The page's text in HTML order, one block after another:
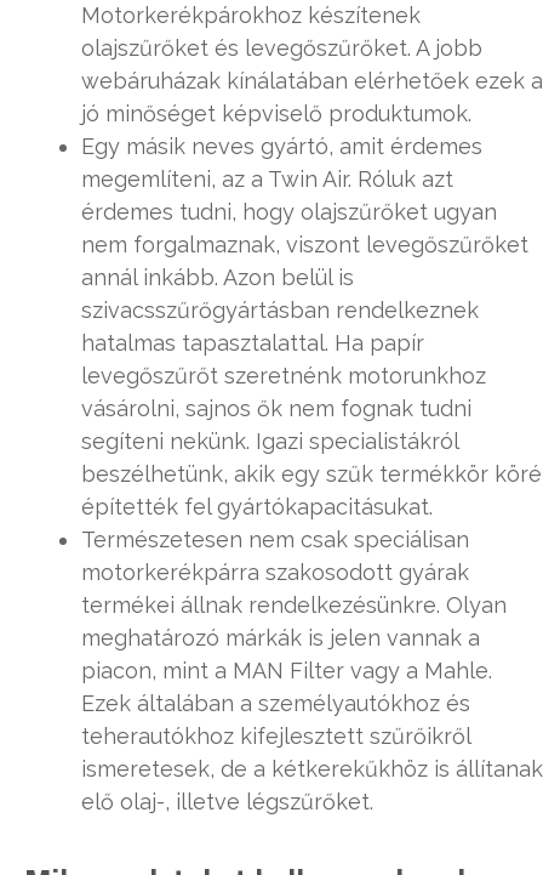
Motorkerékpárokhoz készítenek
olajszűrőket és levegőszűrőket. A jobb
webáruházak kínálatában elérhetőek ezek a
jó minőséget képviselő produktumok.
Egy másik neves gyártó, amit érdemes
megemlíteni, az a Twin Air. Róluk azt
érdemes tudni, hogy olajszűrőket ugyan
nem forgalmaznak, viszont levegőszűrőket
annál inkább. Azon belül is
szivacsszűrőgyártásban rendelkeznek
hatalmas tapasztalattal. Ha papír
levegőszűrőt szeretnénk motorunkhoz
vásárolni, sajnos ők nem fognak tudni
segíteni nekünk. Igazi specialistákról
beszélhetünk, akik egy szűk termékkör köré
építették fel gyártókapacitásukat.
Természetesen nem csak speciálisan
motorkerékpárra szakosodott gyárak
termékei állnak rendelkezésünkre. Olyan
meghatározó márkák is jelen vannak a
piacon, mint a MAN Filter vagy a Mahle.
Ezek általában a személyautókhoz és
teherautókhoz kifejlesztett szűrőikről
ismeretesek, de a kétkerekűkhöz is állítanak
elő olaj-, illetve légszűrőket.